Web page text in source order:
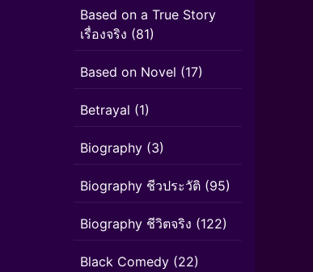
Based on a True Story
เรื่องจริง (81)
Based on Novel (17)
Betrayal (1)
Biography (3)
Biography ชีวประวัติ (95)
Biography ชีวิตจริง (122)
Black Comedy (22)